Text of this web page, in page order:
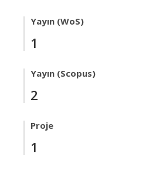
Yayın (WoS)
1
Yayın (Scopus)
2
Proje
1